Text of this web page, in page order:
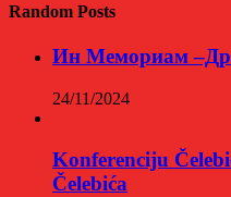
Random Posts
Ин Мемориам
24/11/2024
Konferenciju
Čelebića